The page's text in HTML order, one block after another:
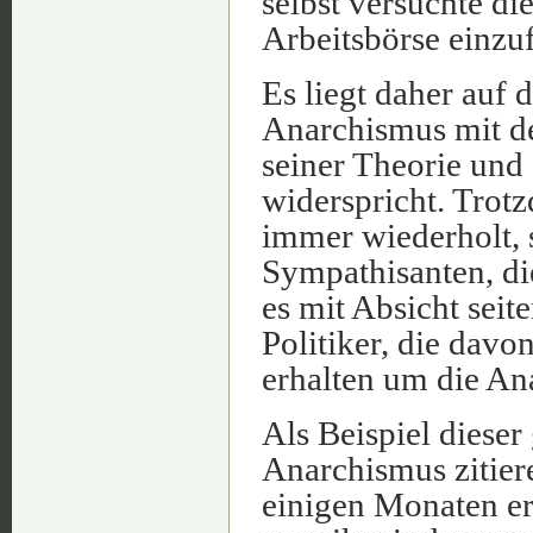
Arbeitsbörse
Es liegt daher auf
Anarchismus mit
seiner Theorie
widerspricht.
immer wiederholt,
Sympathisanten,
es mit Absicht
Politiker, die
erhalten um die
Als Beispiel
Anarchismus
einigen Monaten